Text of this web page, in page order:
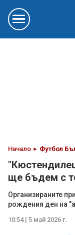
Начало Футбол
ще бъдем с
Организираните
рождения ден на
10:54 | 5 май 2026 г.